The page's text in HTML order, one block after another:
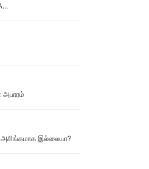
அசிங்கமாக இல்லையா?